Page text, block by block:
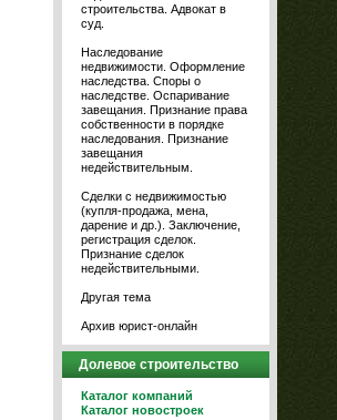
строительства. Адвокат в
суд.
Наследование
недвижимости. Оформление
наследства. Споры о
наследстве. Оспаривание
завещания. Признание права
собственности в порядке
наследования. Признание
завещания
недействительным.
Сделки с недвижимостью
(купля-продажа, мена,
дарение и др.). Заключение,
регистрация сделок.
Признание сделок
недействительными.
Другая тема
Архив юрист-онлайн
Долевое строительство
Каталог компаний
Каталог новостроек